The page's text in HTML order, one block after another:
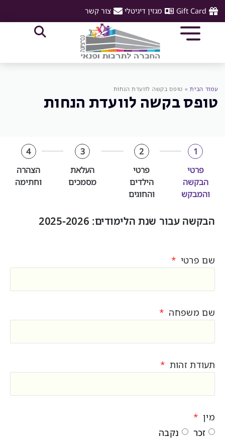
Gift Card מגזין דיגיטלי צור קשר
עמוד הבית» טופס בקשה לוועדת הנחות
טופס בקשה לוועדת הנחות
1
פרטי
הבקשה
והמבקש
2
פרטי
הילדים
והחוגים
3
העלאת
מסמכים
4
הצהרה
וחתימה
הבקשה עבור שנת הלימודים: 2025-2026
שם פרטי
שם משפחה
תעודת זהות
מין
זכר
נקבה